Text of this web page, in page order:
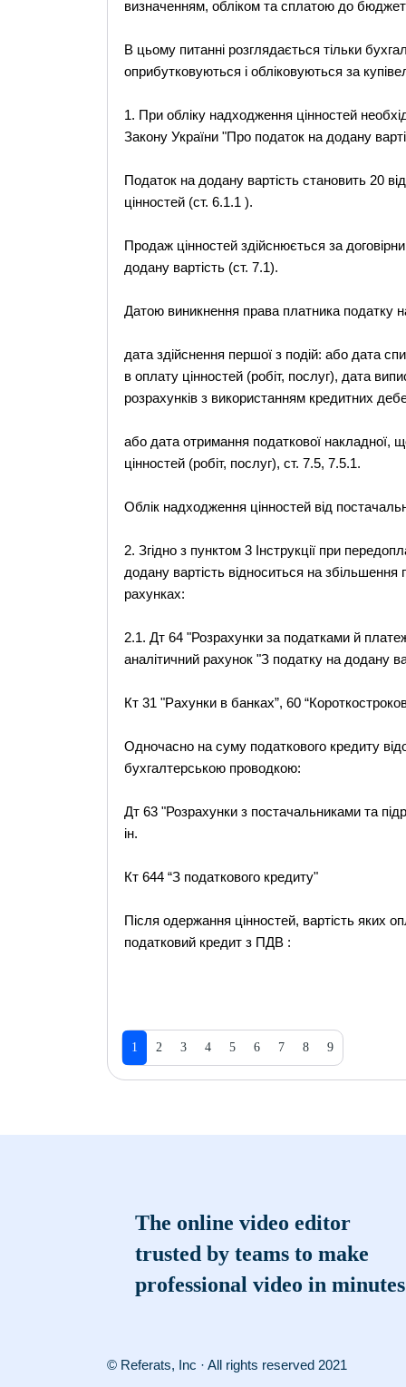
визначенням, обліком та сплатою до
В цьому питанні розглядається тільки
оприбутковуються і обліковуються за
1. При обліку надходження цінностей
Закону України "Про податок на додану
Податок на додану вартість становить 20
цінностей (ст. 6.1.1 ).
Продаж цінностей здійснюється за
додану вартість (ст. 7.1).
Датою виникнення права платника податку
дата здійснення першої з подій: або дата
в оплату цінностей (робіт, послуг), дата
розрахунків з використанням кредитних
або дата отримання податкової накладної,
цінностей (робіт, послуг), ст. 7.5, 7.5.1.
Облік надходження цінностей від
2. Згідно з пунктом 3 Інструкції при
додану вартість відноситься на
рахунках:
2.1. Дт 64 "Розрахунки за податками й
аналітичний рахунок "З податку на додану
Кт 31 "Рахунки в банках”, 60
Одночасно на суму податкового кредиту
бухгалтерською проводкою:
Дт 63 "Розрахунки з постачальниками та
ін.
Кт 644 “З податкового кредиту"
Після одержання цінностей, вартість яких
податковий кредит з ПДВ :
1 2 3 4 5 6 7 8 9
The online video editor
trusted by teams to make
professional video in minutes
© Referats, Inc · All rights reserved 2021